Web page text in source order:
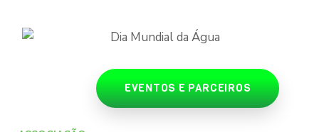
EVENTOS E PARCEIROS